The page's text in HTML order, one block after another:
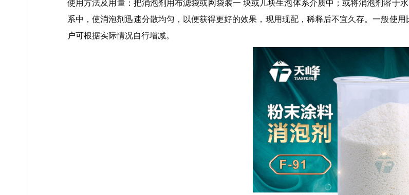
使用方法及用量：把消泡剂用布滤袋或网袋装一 块或几块生泡体系介质中；或将消泡剂溶于
系中，使消泡剂迅速分散均匀，以便获得更好的效果，现用现配，稀释后不宜久存。一般使
户可根据实际情况自行增减。